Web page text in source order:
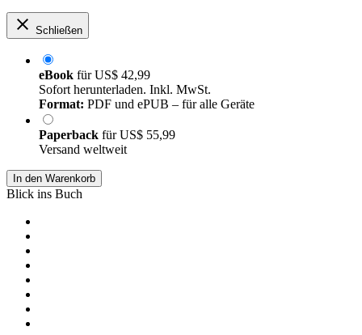
Schließen
eBook fürUS$ 42,99
Sofort herunterladen. Inkl. MwSt.
Format: PDF und ePUB – für alle Geräte
Paperback fürUS$ 55,99
Versand weltweit
In den Warenkorb
Blick ins Buch